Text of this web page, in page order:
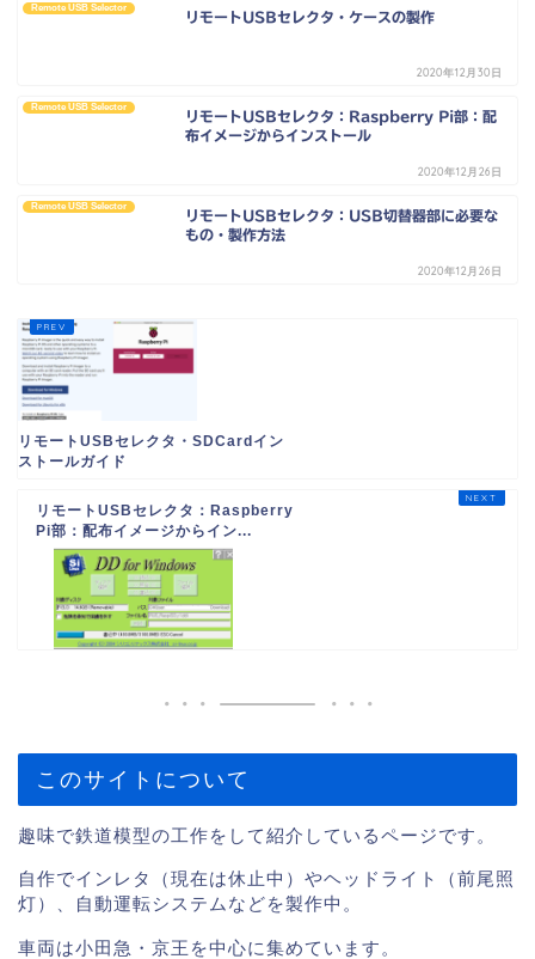
Remote USB Selector
リモートUSBセレクタ・ケースの製作
2020年12月30日
Remote USB Selector
リモートUSBセレクタ：Raspberry Pi部：配
布イメージからインストール
2020年12月26日
Remote USB Selector
リモートUSBセレクタ：USB切替器部に必要な
もの・製作方法
2020年12月26日
リモートUSBセレクタ・SDCardイン
ストールガイド
リモートUSBセレクタ：Raspberry
Pi部：配布イメージからイン...
このサイトについて
趣味で鉄道模型の工作をして紹介しているページです。
自作でインレタ（現在は休止中）やヘッドライト（前尾照
灯）、自動運転システムなどを製作中。
車両は小田急・京王を中心に集めています。